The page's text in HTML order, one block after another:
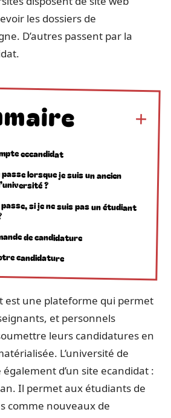
les dossiers de
D’autres passent par la
eccandidat
lorsque je suis un ancien
?
si je ne suis pas un étudiant
de candidature
candidature
est une plateforme qui permet
et personnels
leurs candidatures en
L’université de
d’un site ecandidat :
Il permet aux étudiants de
comme nouveaux de